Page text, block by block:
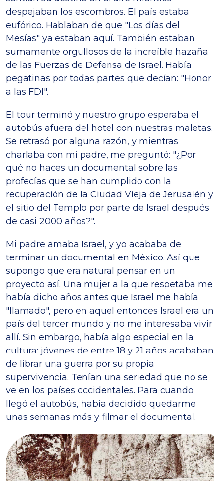
despejaban los escombros. El país estaba
eufórico. Hablaban de que "Los días del
Mesías" ya estaban aquí. También estaban
sumamente orgullosos de la increíble hazaña
de las Fuerzas de Defensa de Israel. Había
pegatinas por todas partes que decían: "Honor
a las FDI".
El tour terminó y nuestro grupo esperaba el
autobús afuera del hotel con nuestras maletas.
Se retrasó por alguna razón, y mientras
charlaba con mi padre, me preguntó: "¿Por
qué no haces un documental sobre las
profecías que se han cumplido con la
recuperación de la Ciudad Vieja de Jerusalén y
el sitio del Templo por parte de Israel después
de casi 2000 años?".
Mi padre amaba Israel, y yo acababa de
terminar un documental en México. Así que
supongo que era natural pensar en un
proyecto así. Una mujer a la que respetaba me
había dicho años antes que Israel me había
"llamado", pero en aquel entonces Israel era un
país del tercer mundo y no me interesaba vivir
allí. Sin embargo, había algo especial en la
cultura: jóvenes de entre 18 y 21 años acababan
de librar una guerra por su propia
supervivencia. Tenían una seriedad que no se
ve en los países occidentales. Para cuando
llegó el autobús, había decidido quedarme
unas semanas más y filmar el documental.